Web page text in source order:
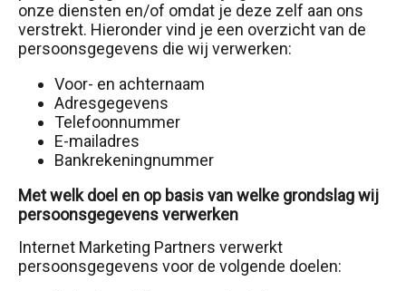
onze diensten en/of omdat je deze zelf aan ons
verstrekt. Hieronder vind je een overzicht van de
persoonsgegevens die wij verwerken:
Voor- en achternaam
Adresgegevens
Telefoonnummer
E-mailadres
Bankrekeningnummer
Met welk doel en op basis van welke grondslag wij
persoonsgegevens verwerken
Internet Marketing Partners verwerkt
persoonsgegevens voor de volgende doelen: